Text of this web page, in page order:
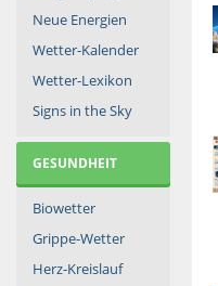
Neue Energien
Wetter-Kalender
Wetter-Lexikon
Signs in the Sky
GESUNDHEIT
Biowetter
Grippe-Wetter
Herz-Kreislauf